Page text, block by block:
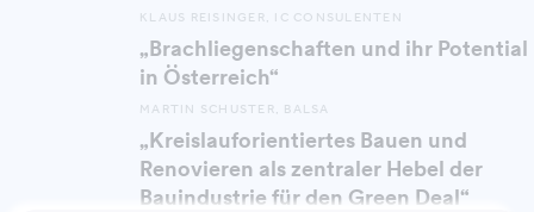
KLAUS REISINGER, IC CONSULENTEN
„Brachliegenschaften und ihr Potential
in Österreich“
MARTIN SCHUSTER, BALSA
„Kreislauforientiertes Bauen und
Renovieren als zentraler Hebel der
Bauindustrie für den Green Deal“